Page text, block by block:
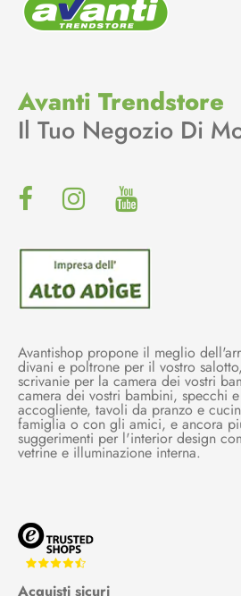
Avanti Trendstore
Il Tuo Negozio Di
Avantishop propone il meglio
divani e poltrone per il vostro
scrivanie per la camera dei vostri
camera dei vostri bambini, specchi
accogliente, tavoli da pranzo e
famiglia o con gli amici, e ancora
suggerimenti per l'interior design
vetrine e illuminazione interna.
Acquisti sicuri